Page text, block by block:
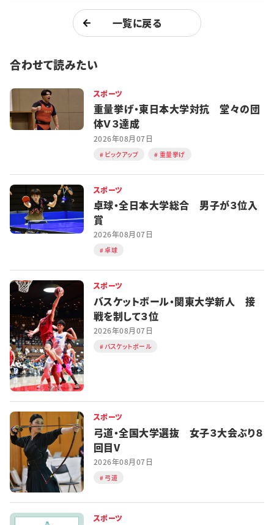
一覧に戻る
合わせて読みたい
スポーツ
重量挙げ・東日本大学対抗 堂々の団
体Ｖ３達成
2026年08月07日
ピックアップ 重量挙げ
スポーツ
卓球・全日本大学総合 男子が３位入
賞
2026年08月07日
卓球
スポーツ
バスケットボール・関東大学新人 接
戦を制して３位
2026年08月07日
バスケットボール
スポーツ
弓道・全国大学選抜 女子３大会ぶり８
回目V
2026年08月07日
弓道
スポーツ